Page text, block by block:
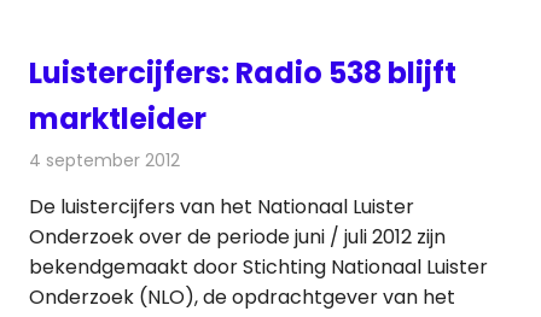
Luistercijfers: Radio 538 blijft
marktleider
4 september 2012
De luistercijfers van het Nationaal Luister
Onderzoek over de periode juni / juli 2012 zijn
bekendgemaakt door Stichting Nationaal Luister
Onderzoek (NLO), de opdrachtgever van het